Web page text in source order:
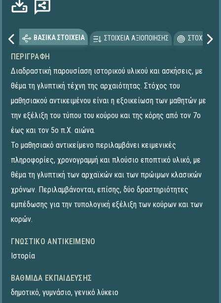
ΒΑΣΙΚΑ ΣΤΟΙΧΕΙΑ ΣΤΟΙΧΕΙΑ ΑΞΙΟΠΟΙΗΣΗΣ
ΠΕΡΙΓΡΑΦΉ
Διαδραστική παρουσίαση ιστορικού υλικού και ασκήσεις, με
θέμα τη γλυπτική τέχνη της αρχαιότητας. Στόχος του
μαθησιακού αντικειμένου είναι η εξοικείωση των μαθητών με
την εξέλιξη του τύπου του κούρου και της κόρης από τον 7ο
έως και τον 5ο π.Χ. αιώνα.
Το μαθησιακό αντικείμενο περιλαμβάνει κειμενικές
πληροφορίες, χρονογραμμή και πλούσιο εποπτικό υλικό, με
θέμα τη γλυπτική των αρχαϊκών και των πρώιμων κλασικών
χρόνων. Περιλαμβάνονται, επίσης, δύο δραστηριότητες
εμπέδωσης για την τυπολογική εξέλιξη των κούρων και των
κορών.
ΓΝΩΣΤΙΚΌ ΑΝΤΙΚΕΊΜΕΝΟ
Ιστορία
ΒΑΘΜΊΔΑ ΕΚΠΑΊΔΕΥΣΗΣ
δημοτικό, γυμνάσιο, γενικό λύκειο